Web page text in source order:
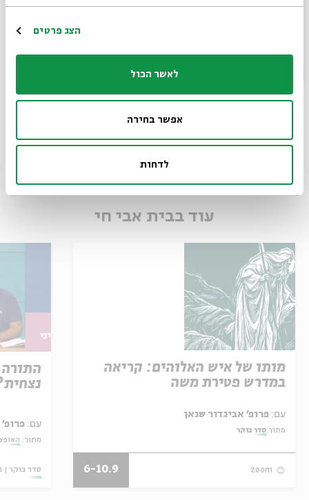
הצג פרטים
לאשר הכול
אפשר בחירה
לדחות
עוד בבית אבי חי
מותו של איש האלוהים: קריאה
במדרש פטירת משה
עם:
מתוך:סדר בוקר
zoom
6-10.9
עם: פרופ'
מתוך:
סדר בוקר